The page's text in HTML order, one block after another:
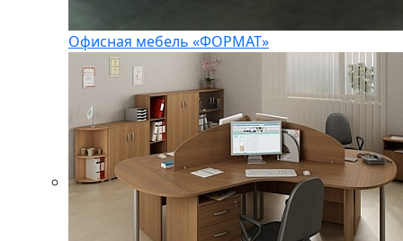
Офисная мебель «ФОРМАТ»